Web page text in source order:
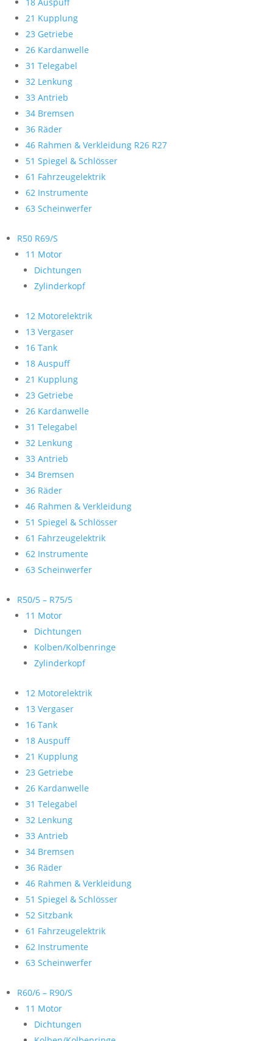
21 Kupplung
23 Getriebe
26 Kardanwelle
31 Telegabel
32 Lenkung
33 Antrieb
34 Bremsen
36 Räder
46 Rahmen & Verkleidung R26 R27
51 Spiegel & Schlösser
61 Fahrzeugelektrik
62 Instrumente
63 Scheinwerfer
R50 R69/S
11 Motor
Dichtungen
Zylinderkopf
12 Motorelektrik
13 Vergaser
16 Tank
18 Auspuff
21 Kupplung
23 Getriebe
26 Kardanwelle
31 Telegabel
32 Lenkung
33 Antrieb
34 Bremsen
36 Räder
46 Rahmen & Verkleidung
51 Spiegel & Schlösser
61 Fahrzeugelektrik
62 Instrumente
63 Scheinwerfer
R50/5 – R75/5
11 Motor
Dichtungen
Kolben/Kolbenringe
Zylinderkopf
12 Motorelektrik
13 Vergaser
16 Tank
18 Auspuff
21 Kupplung
23 Getriebe
26 Kardanwelle
31 Telegabel
32 Lenkung
33 Antrieb
34 Bremsen
36 Räder
46 Rahmen & Verkleidung
51 Spiegel & Schlösser
52 Sitzbank
61 Fahrzeugelektrik
62 Instrumente
63 Scheinwerfer
R60/6 – R90/S
11 Motor
Dichtungen